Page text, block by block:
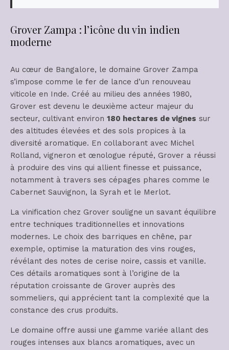
Grover Zampa : l’icône du vin indien
moderne
Au cœur de Bangalore, le domaine Grover Zampa
s’impose comme le fer de lance d’un renouveau
viticole en Inde. Créé au milieu des années 1980,
Grover est devenu le deuxième acteur majeur du
secteur, cultivant environ 180 hectares de vignes sur
des altitudes élevées et des sols propices à la
diversité aromatique. En collaborant avec Michel
Rolland, vigneron et œnologue réputé, Grover a réussi
à produire des vins qui allient finesse et puissance,
notamment à travers ses cépages phares comme le
Cabernet Sauvignon, la Syrah et le Merlot.
La vinification chez Grover souligne un savant équilibre
entre techniques traditionnelles et innovations
modernes. Le choix des barriques en chêne, par
exemple, optimise la maturation des vins rouges,
révélant des notes de cerise noire, cassis et vanille.
Ces détails aromatiques sont à l’origine de la
réputation croissante de Grover auprès des
sommeliers, qui apprécient tant la complexité que la
constance des crus produits.
Le domaine offre aussi une gamme variée allant des
rouges intenses aux blancs aromatiques, avec un